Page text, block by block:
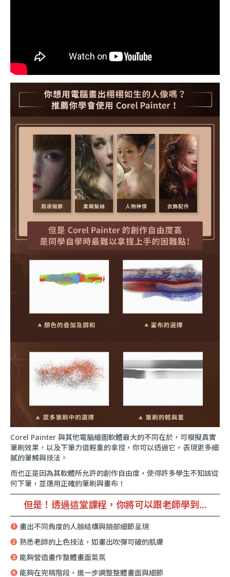
Corel Painter 與其他電腦繪圖軟體最大的不同在於，可模擬真實
筆刷效果，以及下筆力道輕重的拿捏，你可以透過它，表現更多細
膩的筆觸與技法。
而也正是因為其軟體所允許的創作自由度，使得許多學生不知該從
何下筆，並運用正確的筆刷與畫布！
但是！透過這堂課程，你將可以跟老師學到...
❶ 畫出不同角度的人臉結構與臉部細節呈現
❷ 熟悉老師的上色技法，如畫出吹彈可破的肌膚
❸ 能夠營造畫作整體畫面氣氛
❹ 能夠在完稿階段，進一步調整整體畫面與細節